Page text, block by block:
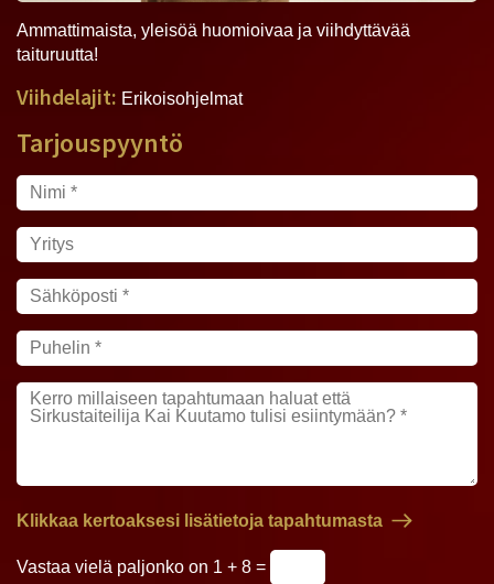
Ammattimaista, yleisöä huomioivaa ja viihdyttävää
taituruutta!
Viihdelajit: Erikoisohjelmat
Tarjouspyyntö
Klikkaa kertoaksesi lisätietoja tapahtumasta
Vastaa vielä paljonko on 1 + 8 =